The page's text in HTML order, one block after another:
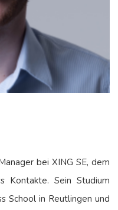
bei XING SE, dem
Kontakte. Sein Studium
School in Reutlingen und